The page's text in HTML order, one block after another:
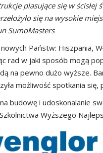
plasujące się w
się na wysokie
SumoMasters
Państw: Hiszpania,
rad w jaki sposób mogą
na pewno dużo wyższe.
możliwość spotkania
budowę i udoskonalanie
Wyższego